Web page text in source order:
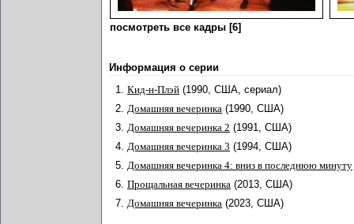
посмотреть все кадры [6]
Информация о серии
1. Кид-н-Плэй (1990, США, сериал)
2. Домашняя вечеринка (1990, США)
3. Домашняя вечеринка 2 (1991, США)
4. Домашняя вечеринка 3 (1994, США)
5. Домашняя вечеринка 4: вниз в последнюю минуту
6. Прощальная вечеринка (2013, США)
7. Домашняя вечеринка (2023, США)